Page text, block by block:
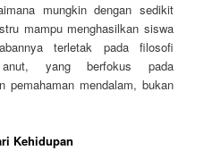
mungkin dengan sedikit
mampu menghasilkan siswa
terletak pada filosofi
yang berfokus pada
pemahaman mendalam, bukan
Kehidupan